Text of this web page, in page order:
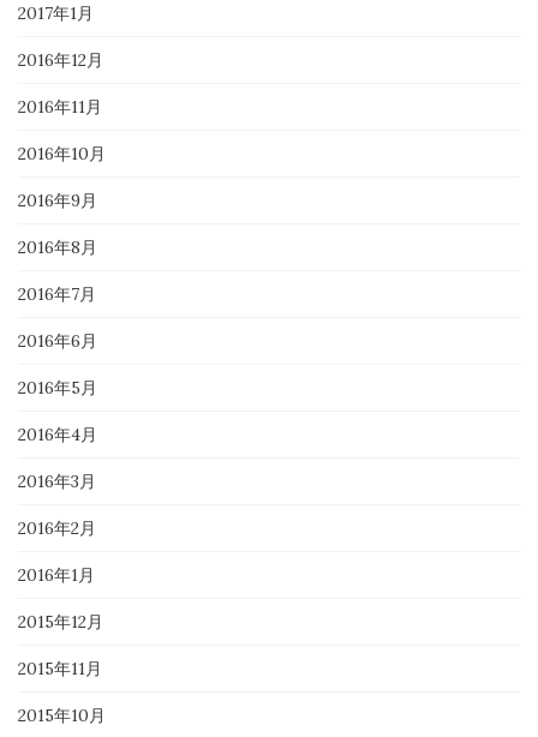
2017年1月
2016年12月
2016年11月
2016年10月
2016年9月
2016年8月
2016年7月
2016年6月
2016年5月
2016年4月
2016年3月
2016年2月
2016年1月
2015年12月
2015年11月
2015年10月